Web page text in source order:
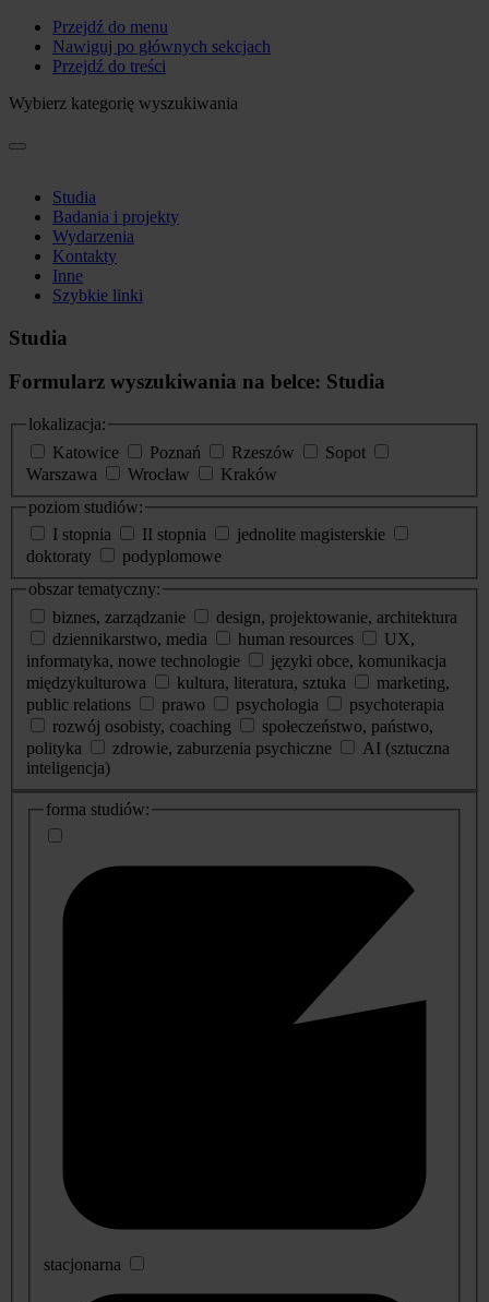
Przejdź do menu
Nawiguj po głównych sekcjach
Przejdź do treści
Wybierz kategorię wyszukiwania
Studia
Badania i projekty
Wydarzenia
Kontakty
Inne
Szybkie linki
Studia
Formularz wyszukiwania na belce: Studia
lokalizacja:
Katowice
Poznań Rzeszów
Sopot
Warszawa
Wrocław
Kraków
poziom studiów:
I stopnia
II stopnia
jednolite magisterskie
doktoraty
podyplomowe
obszar tematyczny:
biznes, zarządzanie
design, projektowanie, architektura
dziennikarstwo, media
human resources
UX,
informatyka, nowe technologie
języki obce, komunikacja
międzykulturowa
kultura, literatura, sztuka
marketing,
public relations
prawo psychologia
psychoterapia
rozwój osobisty, coaching
społeczeństwo, państwo,
polityka
zdrowie, zaburzenia psychiczne
AI (sztuczna
inteligencja)
dodatkowe
informacje
forma studiów:
stacjonarna